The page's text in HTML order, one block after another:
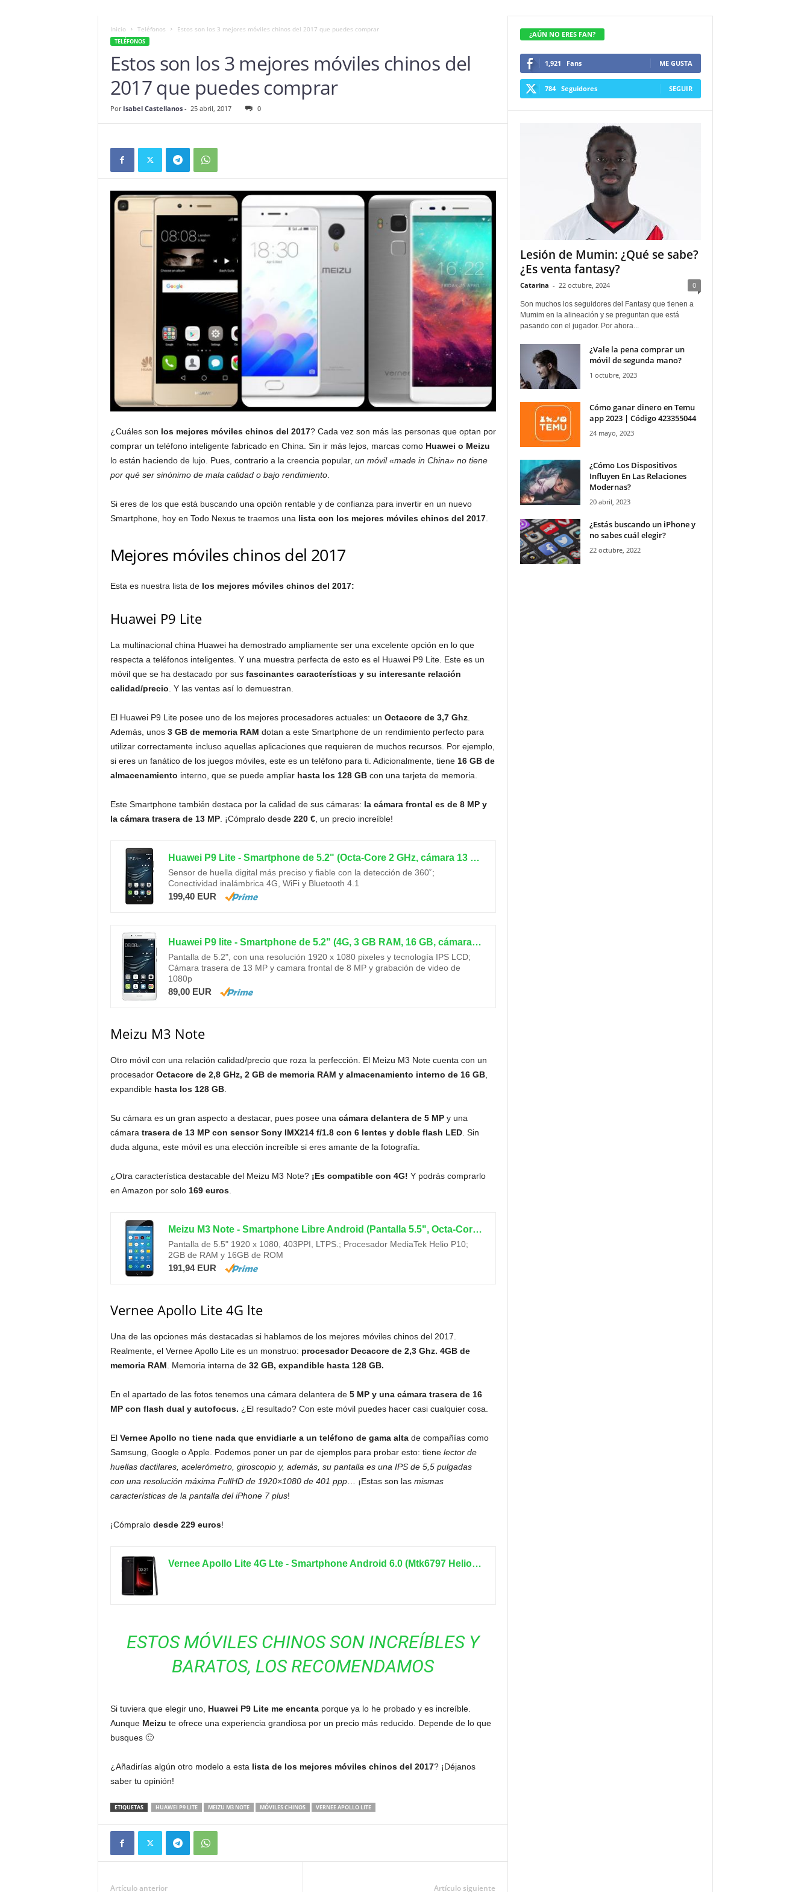
Inicio Teléfonos Estos son los 3 mejores móviles chinos del 2017 que puedes comprar
TELÉFONOS
Estos son los 3 mejores móviles chinos del
2017 que puedes comprar
Por Isabel Castellanos- 25 abril, 2017 0
¿Cuáles son los mejores móviles chinos del 2017? Cada vez son más las personas que optan por
comprar un teléfono inteligente fabricado en China. Sin ir más lejos, marcas como Huawei o Meizu
lo están haciendo de lujo. Pues, contrario a la creencia popular, un móvil «made in China» no tiene
por qué ser sinónimo de mala calidad o bajo rendimiento.
Si eres de los que está buscando una opción rentable y de confianza para invertir en un nuevo
Smartphone, hoy en Todo Nexus te traemos una lista con los mejores móviles chinos del 2017.
Mejores móviles chinos del 2017
Esta es nuestra lista delos mejores móviles chinos del 2017:
Huawei P9 Lite
La multinacional china Huawei ha demostrado ampliamente ser una excelente opción en lo que
respecta a teléfonos inteligentes. Y una muestra perfecta de esto es el Huawei P9 Lite. Este es un
móvil que se ha destacado por susfascinantes características y su interesante relación
calidad/precio . Y las ventas así lo demuestran.
El Huawei P9 Lite posee uno de los mejores procesadores actuales: un Octacore de 3,7 Ghz.
Además, unos 3 GB de memoria RAM dotan a este Smartphone de un rendimiento perfecto para
utilizar correctamente incluso aquellas aplicaciones que requieren de muchos recursos. Por ejemplo,
si eres un fanático de los juegos móviles, este es un teléfono para ti. Adicionalmente, tiene 16 GB de
almacenamiento interno, que se puede ampliarhasta los 128 GBcon una tarjeta de memoria.
Este Smartphone también destaca por la calidad de sus cámaras: la cámara frontal es de 8 MP y
la cámara trasera de 13 MP. ¡Cómpralo desde220 €, un precio increíble!
Huawei P9 Lite - Smartphone de 5.2" (Octa-Core 2 GHz, cámara 13 MP, 2 GB RAM, Memoria Interna de 16 GB, Android 6.0 Marshmallow), Color Negro
Sensor de huella digital más preciso y fiable con la detección de 360˚;
Conectividad inalámbrica 4G, WiFi y Bluetooth 4.1
199,40 EUR
Huawei P9 lite - Smartphone de 5.2" (4G, 3 GB RAM, 16 GB, cámara de 13 MP, Android 6 Marshmallow), color blanco [versión europea]
Pantalla de 5.2", con una resolución 1920 x 1080 pixeles y tecnología IPS LCD;
Cámara trasera de 13 MP y camara frontal de 8 MP y grabación de video de
1080p
89,00 EUR
Meizu M3 Note
Otro móvil con una relación calidad/precio que roza la perfección. El Meizu M3 Note cuenta con un
procesadorOctacore de 2,8 GHz, 2 GB de memoria RAM y almacenamiento interno de 16 GB,
expandiblehasta los 128 GB.
Su cámara es un gran aspecto a destacar, pues posee una cámara delantera de 5 MPy una
cámara trasera de 13 MP con sensor Sony IMX214 f/1.8 con 6 lentes y doble flash LED. Sin
duda alguna, este móvil es una elección increíble si eres amante de la fotografía.
¿Otra característica destacable del Meizu M3 Note? ¡Es compatible con 4G! Y podrás comprarlo
en Amazon por solo169 euros.
Meizu M3 Note - Smartphone Libre Android (Pantalla 5.5", Octa-Core, 2GB RAM, 16GB, cámara 13 MP), Color Gris
Pantalla de 5.5" 1920 x 1080, 403PPI, LTPS.; Procesador MediaTek Helio P10;
2GB de RAM y 16GB de ROM
191,94 EUR
Vernee Apollo Lite 4G lte
Una de las opciones más destacadas si hablamos de los mejores móviles chinos del 2017.
Realmente, el Vernee Apollo Lite es un monstruo: procesador Decacore de 2,3 Ghz. 4GB de
memoria RAM . Memoria interna de32 GB, expandible hasta 128 GB.
En el apartado de las fotos tenemos una cámara delantera de5 MP y una cámara trasera de 16
MP con flash dual y autofocus. ¿El resultado? Con este móvil puedes hacer casi cualquier cosa.
ElVernee Apollo no tiene nada que envidiarle a un teléfono de gama altade compañías como
Samsung, Google o Apple. Podemos poner un par de ejemplos para probar esto: tienelector de
huellas dactilares, acelerómetro, giroscopio y, además, su pantalla es una IPS de 5,5 pulgadas
con una resolución máxima FullHD de 1920×1080 de 401 ppp… ¡Estas son las mismas
características de la pantalla del iPhone 7 plus!
¡Cómpralo desde 229 euros!
Vernee Apollo Lite 4G Lte - Smartphone Android 6.0 (Mtk6797 Helio X20 Deca Core 5.5 '' 2.5D Fhd Pantalla, 4Gb +32Gb, 5Mp+16Mp Cámara, 4K Vídeo, Fingerprint Id Carga Rápida, Otg Type C)
ESTOS MÓVILES CHINOS SON INCREÍBLES Y
BARATOS, LOS RECOMENDAMOS
Si tuviera que elegir uno, Huawei P9 Lite me encantaporque ya lo he probado y es increíble.
Aunque Meizu te ofrece una experiencia grandiosa por un precio más reducido. Depende de lo que
busques 🙂
¿Añadirías algún otro modelo a esta lista de los mejores móviles chinos del 2017? ¡Déjanos
saber tu opinión!
ETIQUETAS HUAWEI P9 LITE MEIZU M3 NOTE MÓVILES CHINOS VERNEE APOLLO LITE
Artículo anterior Artículo siguiente
¿AÚN NO ERES FAN?
1,921 Fans ME GUSTA
784 Seguidores SEGUIR
Lesión de Mumin: ¿Qué se sabe?
¿Es venta fantasy?
Catarina - 22 octubre, 2024 0
Son muchos los seguidores del Fantasy que tienen a
Mumim en la alineación y se preguntan que está
pasando con el jugador. Por ahora...
¿Vale la pena comprar un
móvil de segunda mano?
1 octubre, 2023
Cómo ganar dinero en Temu
app 2023 | Código 423355044
24 mayo, 2023
¿Cómo Los Dispositivos
Influyen En Las Relaciones
Modernas?
20 abril, 2023
¿Estás buscando un iPhone y
no sabes cuál elegir?
22 octubre, 2022